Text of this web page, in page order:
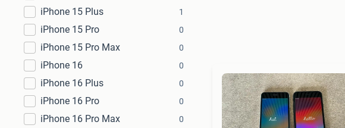
iPhone 15 Plus 1
iPhone 15 Pro 0
iPhone 15 Pro Max 0
iPhone 16 0
iPhone 16 Plus 0
iPhone 16 Pro 0
iPhone 16 Pro Max 0